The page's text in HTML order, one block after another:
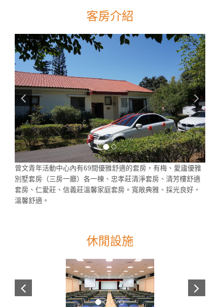
客房介紹
曾文青年活動中心內有69間優雅舒適的套房，有梅、愛廬優雅
別墅套房（三房一廳）各一棟、忠孝莊清淨套房、清芳樓舒適
套房、仁愛莊、信義莊溫馨家庭套房。寬敞典雅、採光良好，
溫馨舒適。
休閒設施